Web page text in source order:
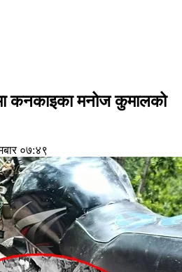
कनकाइका मनोज कुमालको
०७:४९